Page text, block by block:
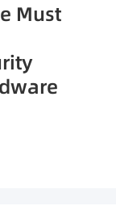
Must